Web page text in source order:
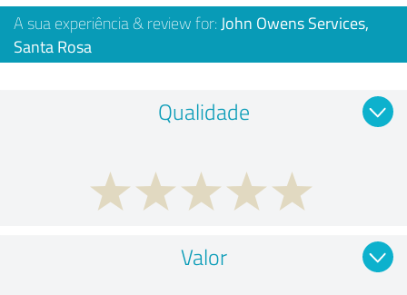
A sua experiência & review for: John Owens Services,
Santa Rosa
Qualidade
Valor